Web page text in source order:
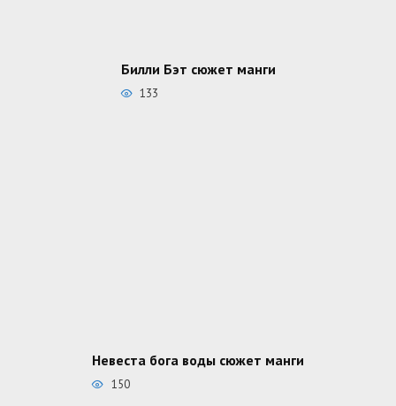
Билли Бэт сюжет манги
133
Невеста бога воды сюжет манги
150